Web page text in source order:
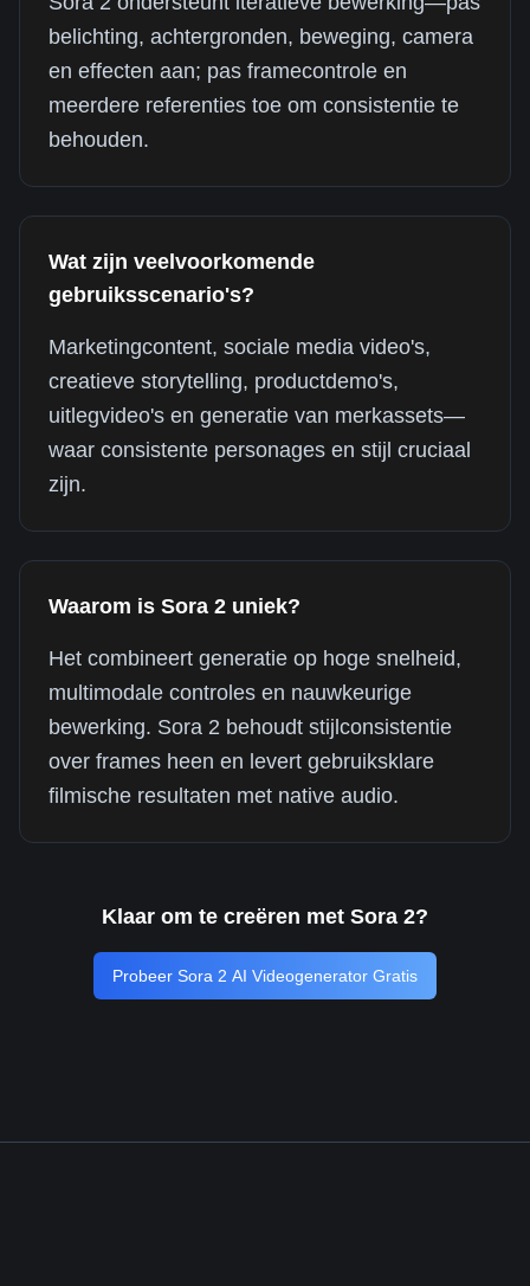
belichting, achtergronden, beweging, camera
en effecten aan; pas framecontrole en
meerdere referenties toe om consistentie te
behouden.
Wat zijn veelvoorkomende
gebruiksscenario's?
Marketingcontent, sociale media video's,
creatieve storytelling, productdemo's,
uitlegvideo's en generatie van merkassets—
waar consistente personages en stijl cruciaal
zijn.
Waarom is Sora 2 uniek?
Het combineert generatie op hoge snelheid,
multimodale controles en nauwkeurige
bewerking. Sora 2 behoudt stijlconsistentie
over frames heen en levert gebruiksklare
filmische resultaten met native audio.
Klaar om te creëren met Sora 2?
Probeer Sora 2 AI Videogenerator Gratis